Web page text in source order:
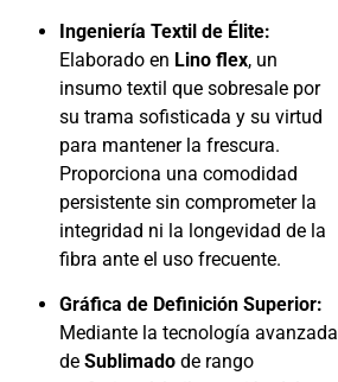
Ingeniería Textil de Élite:
Elaborado en Lino flex, un
insumo textil que sobresale por
su trama sofisticada y su virtud
para mantener la frescura.
Proporciona una comodidad
persistente sin comprometer la
integridad ni la longevidad de la
fibra ante el uso frecuente.
Gráfica de Definición Superior:
Mediante la tecnología avanzada
de Sublimado de rango